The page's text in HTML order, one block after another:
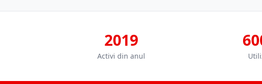
2019
Activi din anul